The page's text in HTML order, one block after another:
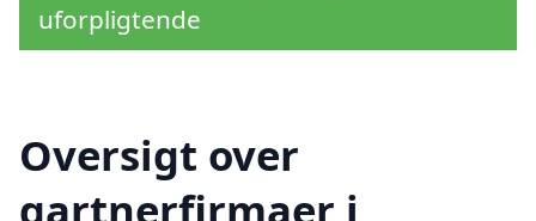
uforpligtende
Oversigt over
gartnerfirmaer i